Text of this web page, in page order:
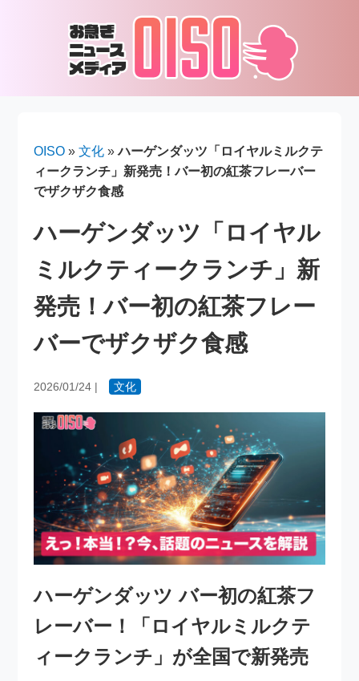
OISO »文化 »ハーゲンダッツ「ロイヤルミルクテ
ィークランチ」新発売！バー初の紅茶フレーバー
でザクザク食感
ハーゲンダッツ「ロイヤル
ミルクティークランチ」新
発売！バー初の紅茶フレー
バーでザクザク食感
2026/01/24 | 文化
ハーゲンダッツ バー初の紅茶フ
レーバー！「ロイヤルミルクテ
ィークランチ」が全国で新発売